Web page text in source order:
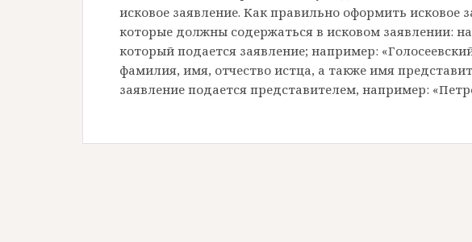
исковое заявление. Как правильно оформить исковое
которые должны содержаться в исковом заявлении:
который подается заявление; например:
фамилия, имя, отчество истца, а также имя
заявление подается представителем, например: